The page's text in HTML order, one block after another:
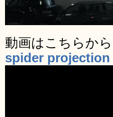
動画はこちらから
spider projection